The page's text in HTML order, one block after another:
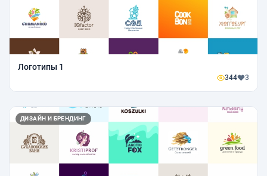
Логотипы 1
344 3
ДИЗАЙН И БРЕНДИНГ